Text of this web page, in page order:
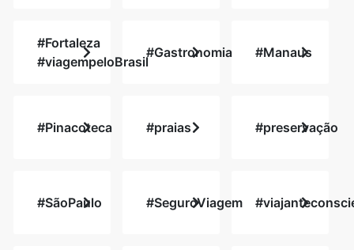
#Fortaleza
#viagempeloBrasil
#Gastronomia #Manaus
#Pinacoteca #praias #preservação
#SãoPaulo #SeguroViagem